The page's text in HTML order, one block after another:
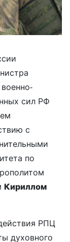
сил РФ
с
по
Кириллом
РПЦ
духовного